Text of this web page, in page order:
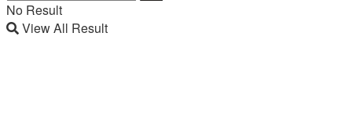
No Result
View All Result